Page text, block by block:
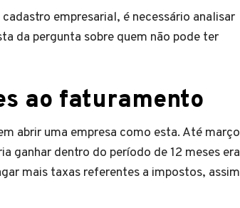
empresarial, é necessário analisar
da pergunta sobre quem não pode ter
ao faturamento
abrir uma empresa como esta. Até março
ganhar dentro do período de 12 meses era
mais taxas referentes a impostos, assim